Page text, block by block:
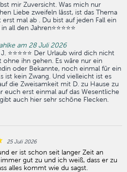
mir Zuversicht. Was mich nur
Liebe zweifeln lässt, ist das Thema
mal ab . Du bist auf jeden Fall ein
den Jahren⭐️⭐️⭐️⭐️⭐️
am 28 Juli 2026
⭐️⭐️⭐️⭐️⭐️ Der Urlaub wird dich nicht
ihn gehen. Es wäre nur ein
oder Bekannte, noch einmal für ein
ist kein Zwang. Und vielleicht ist es
die Zweisamkeit mit D. zu Hause zu
euch erst einmal auf das Wesentliche
auch hier sehr schöne Flecken.
25 Juli 2026
er ist schon seit langer Zeit an
gut zu und ich weiß, dass er zu
alles kommt wie du sagst.